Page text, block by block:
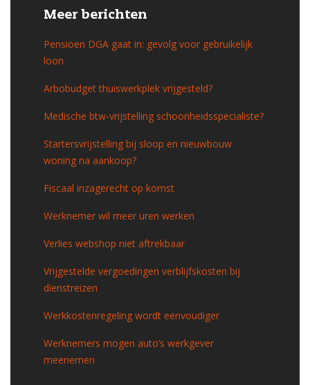
Meer berichten
Pensioen DGA gaat in: gevolg voor gebruikelijk
loon
Arbobudget thuiswerkplek vrijgesteld?
Medische btw-vrijstelling schoonheidsspecialiste?
Startersvrijstelling bij sloop en nieuwbouw
woning na aankoop?
Fiscaal inzagerecht op komst
Werknemer wil meer uren werken
Verlies webshop niet aftrekbaar
Vrijgestelde vergoedingen verblijfskosten bij
dienstreizen
Werkkostenregeling wordt eenvoudiger
Werknemers mogen auto’s werkgever
meenemen